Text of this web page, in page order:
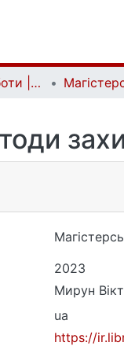
Кваліфікаційні роботи | Qualifying works
2023
Мирун
ua
https://